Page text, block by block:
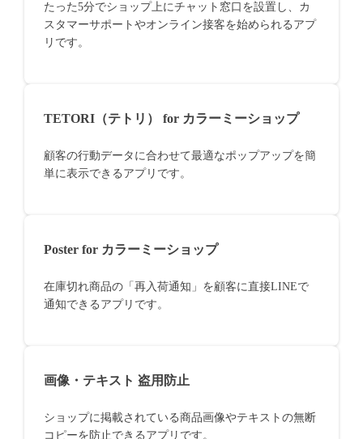
たった5分でショップ上にチャット窓口を設置し、カ
スタマーサポートやオンライン接客を始められるアプ
リです。
TETORI（テトリ） for カラーミーショップ
顧客の行動データに合わせて最適なポップアップを簡
単に表示できるアプリです。
Poster for カラーミーショップ
在庫切れ商品の「再入荷通知」を顧客に直接LINEで
通知できるアプリです。
画像・テキスト 盗用防止
ショップに掲載されている商品画像やテキストの無断
コピーを防止できるアプリです。